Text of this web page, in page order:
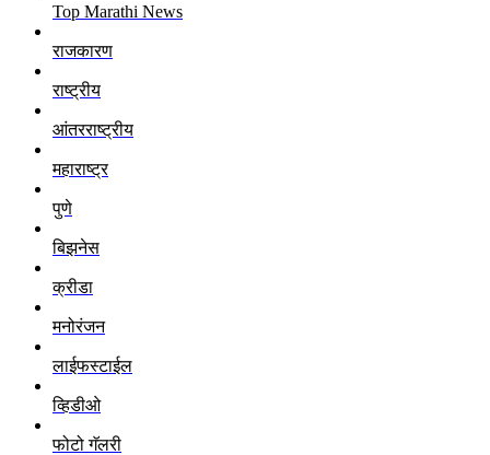
Top Marathi News
राजकारण
राष्ट्रीय
आंतरराष्ट्रीय
महाराष्ट्र
पुणे
बिझनेस
क्रीडा
मनोरंजन
लाईफस्टाईल
व्हिडीओ
फोटो गॅलरी